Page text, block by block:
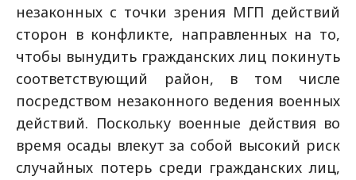
незаконных с точки зрения МГП действий
сторон в конфликте, направленных на то,
чтобы вынудить гражданских лиц покинуть
соответствующий район, в том числе
посредством незаконного ведения военных
действий. Поскольку военные действия во
время осады влекут за собой высокий риск
случайных потерь среди гражданских лиц,